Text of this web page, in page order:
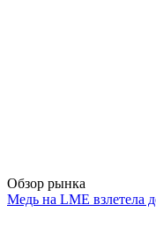
Обзор рынка
Медь на LME взлетела